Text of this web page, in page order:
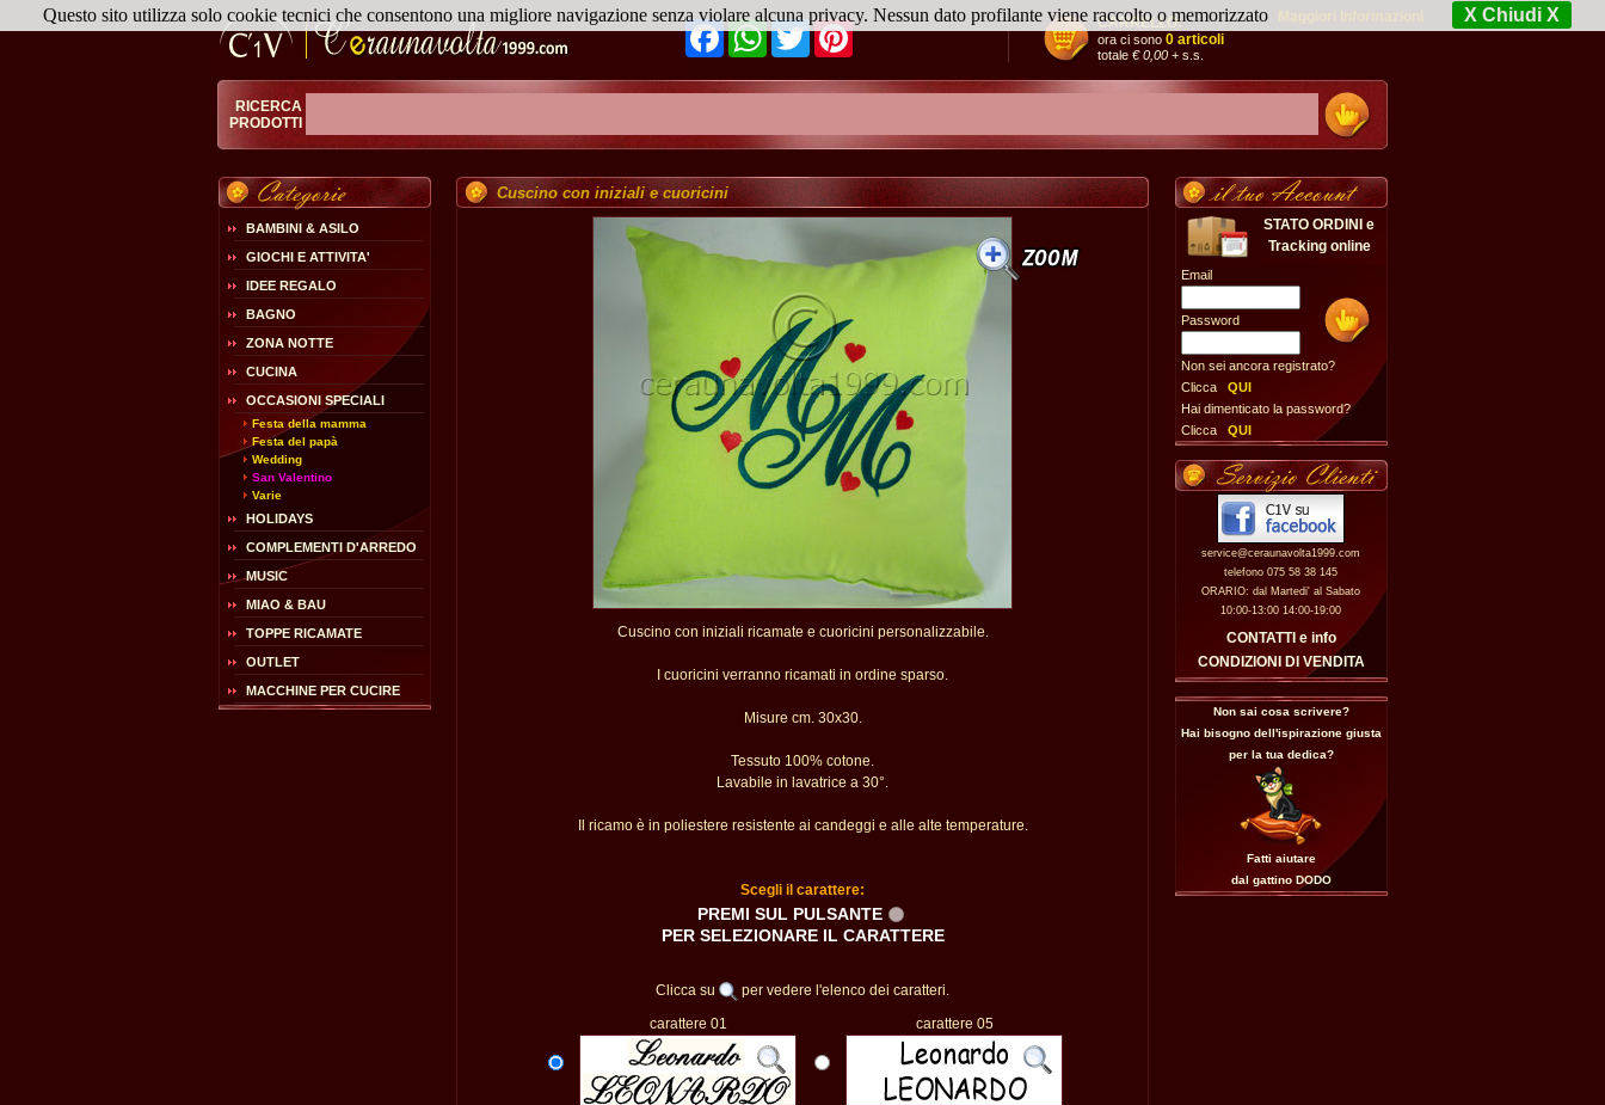
FacebookWhatsApp
TwitterPinterest CARRELLO:
ora ci sono 0 articoli
totale € 0,00 + s.s.
RICERCA
PRODOTTI
BAMBINI & ASILO
GIOCHI E ATTIVITA'
IDEE REGALO
BAGNO
ZONA NOTTE
CUCINA
OCCASIONI SPECIALI
Festa della mamma
Festa del papà
Wedding
San Valentino
Varie
HOLIDAYS
COMPLEMENTI D'ARREDO
MUSIC
MIAO & BAU
TOPPE RICAMATE
OUTLET
MACCHINE PER CUCIRE
Cuscino con iniziali e cuoricini
Cuscino con iniziali ricamate e cuoricini personalizzabile.
I cuoricini verranno ricamati in ordine sparso.
Misure cm. 30x30.
Tessuto 100% cotone.
Lavabile in lavatrice a 30°.
Il ricamo è in poliestere resistente ai candeggi e alle alte temperature.
Scegli il carattere:
PREMI SUL PULSANTE
PER SELEZIONARE IL CARATTERE
Clicca su
per vedere l'elenco dei caratteri.
carattere 01
carattere 05
STATO ORDINI e
Tracking online
Email
Password
Non sei ancora registrato?
Clicca
QUI
Hai dimenticato la password?
Clicca
QUI
service@ceraunavolta1999.com
telefono 075 58 38 145
ORARIO: dal Martedi' al Sabato
10:00-13:00 14:00-19:00
CONTATTI e info
CONDIZIONI DI VENDITA
Non sai cosa scrivere?
Hai bisogno dell'ispirazione giusta
per la tua dedica?
Fatti aiutare
dal gattino DODO
Questo sito utilizza solo cookie tecnici che consentono una migliore navigazione senza violare alcuna privacy. Nessun dato profilante viene raccolto o memorizzato X Chiudi X